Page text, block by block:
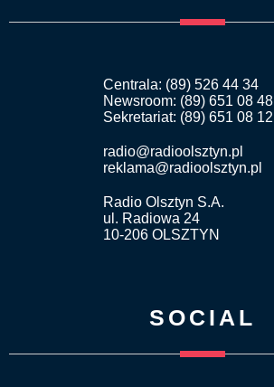
Centrala: (89) 526 44 34
Newsroom: (89) 651 08 48
Sekretariat: (89) 651 08 12
radio@radioolsztyn.pl
reklama@radioolsztyn.pl
Radio Olsztyn S.A.
ul. Radiowa 24
10-206 OLSZTYN
SOCIAL